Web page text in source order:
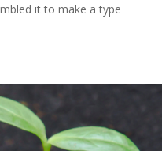
it to make a type